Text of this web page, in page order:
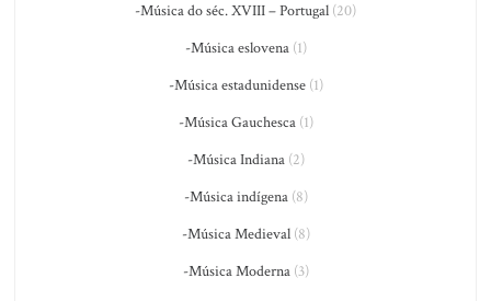
-Música do séc. XVIII – Portugal (20)
-Música eslovena(1)
-Música estadunidense(1)
-Música Gauchesca(1)
-Música Indiana(2)
-Música indígena(8)
-Música Medieval(8)
-Música Moderna(3)